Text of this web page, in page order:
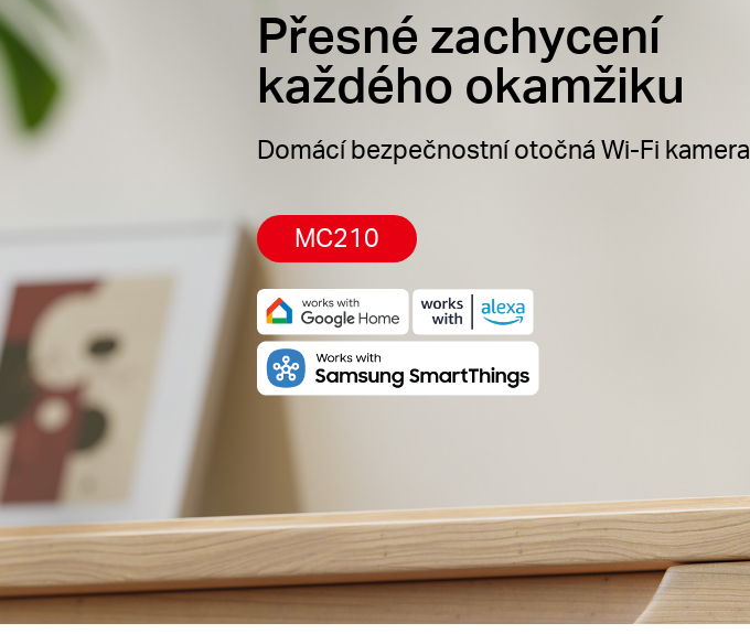
Přesné zachycení
každého okamžiku
Domácí bezpečnostní otočná Wi-Fi kamera
MC210